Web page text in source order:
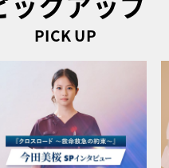
PICK UP